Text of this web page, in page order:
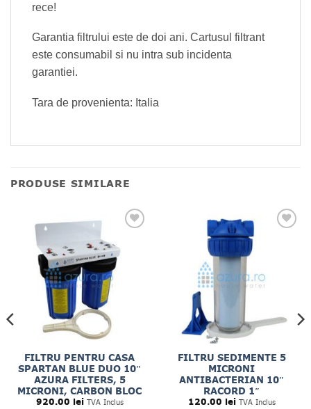
rece!
Garantia filtrului este de doi ani. Cartusul filtrant
este consumabil si nu intra sub incidenta
garantiei.
Tara de provenienta: Italia
PRODUSE SIMILARE
FILTRU PENTRU CASA
SPARTAN BLUE DUO 10″
AZURA FILTERS, 5
MICRONI, CARBON BLOC
920.00 lei TVA Inclus
FILTRU SEDIMENTE 5
MICRONI
ANTIBACTERIAN 10″
RACORD 1″
120.00 lei TVA Inclus